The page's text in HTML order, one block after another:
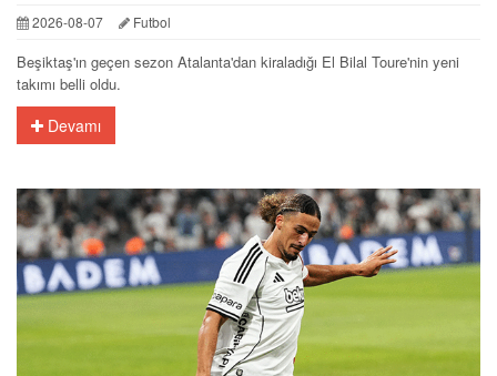
2026-08-07 Futbol
Beşiktaş'ın geçen sezon Atalanta'dan kiraladığı El Bilal Toure'nin yeni
takımı belli oldu.
Devamı